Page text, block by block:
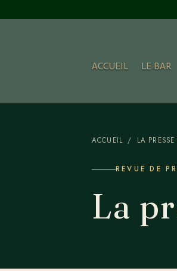
ACCUEIL LE BAR
ACCUEIL / LA PRESSE
REVUE DE
La